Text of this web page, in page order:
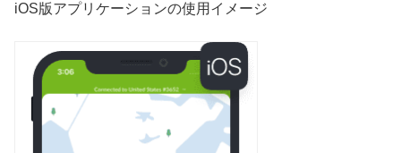
iOS版アプリケーションの使用イメージ